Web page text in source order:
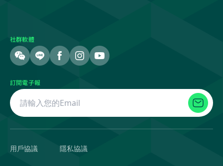
社群軟體
訂閱電子報
用戶協議 隱私協議